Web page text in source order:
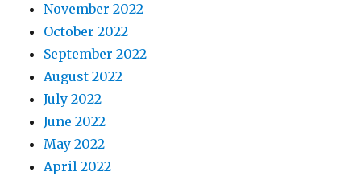
November 2022
October 2022
September 2022
August 2022
July 2022
June 2022
May 2022
April 2022